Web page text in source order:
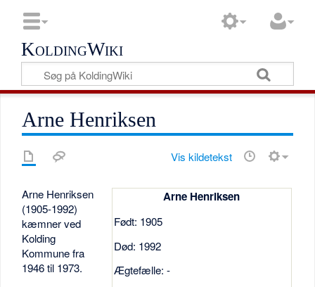
KoldingWiki
Arne Henriksen
Vis kildetekst
Arne Henriksen
Født: 1905
Død: 1992
Ægtefælle: -
Arne Henriksen
(1905-1992)
kæmner ved
Kolding
Kommune fra
1946 til 1973.